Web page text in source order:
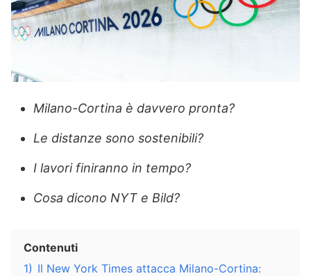
Milano-Cortina è davvero pronta?
Le distanze sono sostenibili?
I lavori finiranno in tempo?
Cosa dicono NYT e Bild?
Contenuti
1) Il New York Times attacca Milano-Cortina: